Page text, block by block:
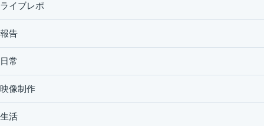
ライブレポ
報告
日常
映像制作
生活